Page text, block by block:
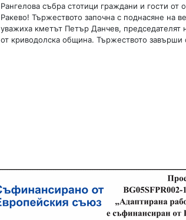
Рангелова събра стотици граждани и гости от
Ракево! Тържеството започна с поднасяне на
уважиха кметът Петър Данчев,
от криводолска община. Тържеството завърши